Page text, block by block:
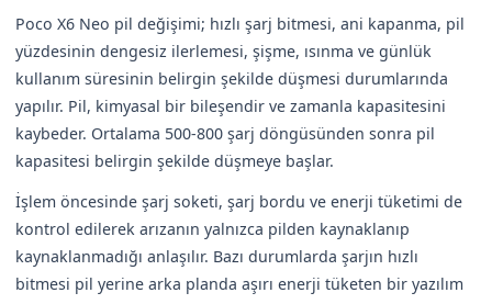
Poco X6 Neo pil değişimi; hızlı şarj bitmesi, ani kapanma, pil
yüzdesinin dengesiz ilerlemesi, şişme, ısınma ve günlük
kullanım süresinin belirgin şekilde düşmesi durumlarında
yapılır. Pil, kimyasal bir bileşendir ve zamanla kapasitesini
kaybeder. Ortalama 500-800 şarj döngüsünden sonra pil
kapasitesi belirgin şekilde düşmeye başlar.
İşlem öncesinde şarj soketi, şarj bordu ve enerji tüketimi de
kontrol edilerek arızanın yalnızca pilden kaynaklanıp
kaynaklanmadığı anlaşılır. Bazı durumlarda şarjın hızlı
bitmesi pil yerine arka planda aşırı enerji tüketen bir yazılım